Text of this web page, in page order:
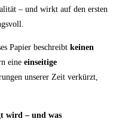
– und wirkt auf den ersten
Papier beschreibt keinen
eine einseitige
unserer Zeit verkürzt,
wird – und was